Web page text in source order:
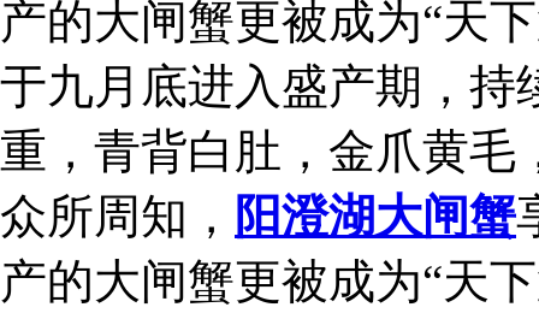
产的大闸蟹更被成为“天
于九月底进入盛产期，持
重，青背白肚，金爪黄毛
众所周知， 阳澄湖大闸蟹
产的大闸蟹更被成为“天